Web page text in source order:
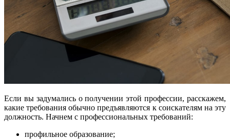
Если вы задумались о получении этой профессии, расскажем,
какие требования обычно предъявляются к соискателям на эту
должность. Начнем с профессиональных требований:
профильное образование;